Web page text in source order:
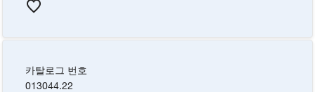
카탈로그 번호
013044.22